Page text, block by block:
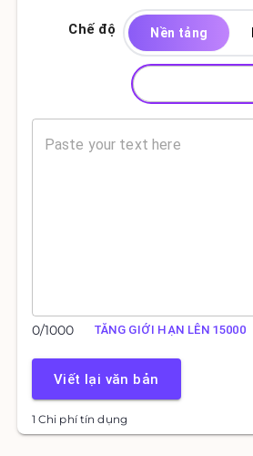
Chế độ Nền tảng
0/1000 TĂNG GIỚI HẠN LÊN 15000
Viết lại văn bản
1 Chi phí tín dụng